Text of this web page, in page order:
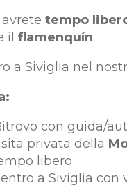
tempo
il flamenquín.
a Siviglia nel
con guida/
privata della
libero
a Siviglia con